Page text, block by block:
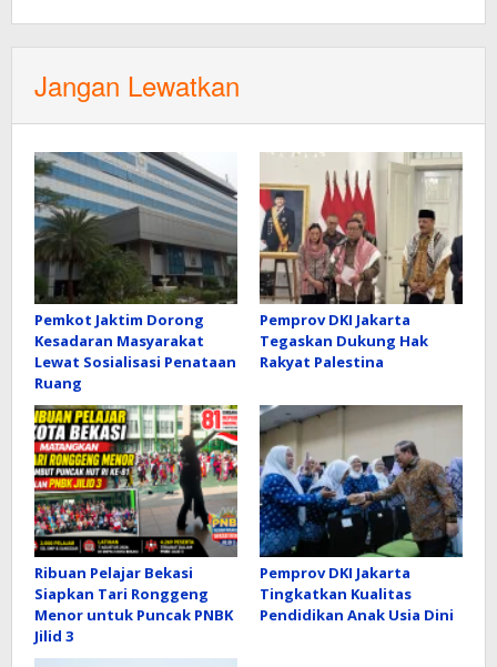
Jangan Lewatkan
Pemkot Jaktim Dorong
Kesadaran Masyarakat
Lewat Sosialisasi Penataan
Ruang
Pemprov DKI Jakarta
Tegaskan Dukung Hak
Rakyat Palestina
Ribuan Pelajar Bekasi
Siapkan Tari Ronggeng
Menor untuk Puncak PNBK
Jilid 3
Pemprov DKI Jakarta
Tingkatkan Kualitas
Pendidikan Anak Usia Dini